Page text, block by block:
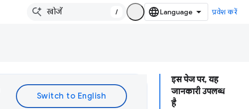
/ प्रवेश करें
इस पेज पर, यह
जानकारी उपलब्ध
है